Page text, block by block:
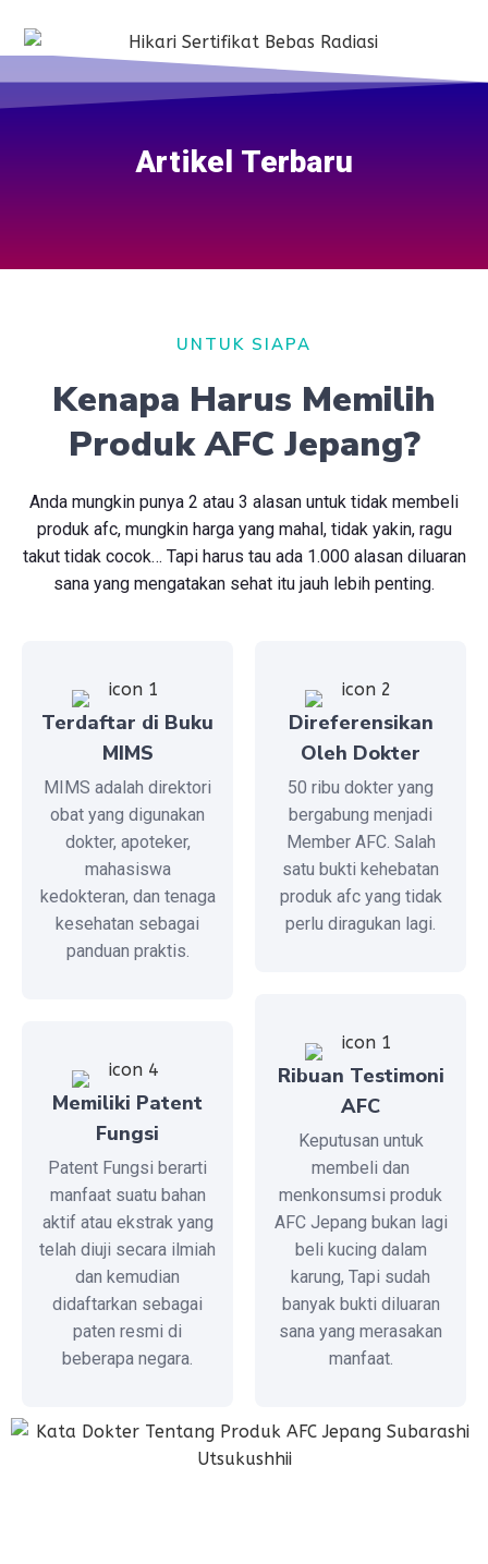
Artikel Terbaru
UNTUK SIAPA
Kenapa Harus Memilih
Produk AFC Jepang?
Anda mungkin punya 2 atau 3 alasan untuk tidak membeli
produk afc, mungkin harga yang mahal, tidak yakin, ragu
takut tidak cocok… Tapi harus tau ada 1.000 alasan diluaran
sana yang mengatakan sehat itu jauh lebih penting.
Terdaftar di Buku
MIMS
MIMS adalah direktori
obat yang digunakan
dokter, apoteker,
mahasiswa
kedokteran, dan tenaga
kesehatan sebagai
panduan praktis.
Memiliki Patent
Fungsi
Patent Fungsi berarti
manfaat suatu bahan
aktif atau ekstrak yang
telah diuji secara ilmiah
dan kemudian
didaftarkan sebagai
paten resmi di
beberapa negara.
Direferensikan
Oleh Dokter
50 ribu dokter yang
bergabung menjadi
Member AFC. Salah
satu bukti kehebatan
produk afc yang tidak
perlu diragukan lagi.
Ribuan Testimoni
AFC
Keputusan untuk
membeli dan
menkonsumsi produk
AFC Jepang bukan lagi
beli kucing dalam
karung, Tapi sudah
banyak bukti diluaran
sana yang merasakan
manfaat.